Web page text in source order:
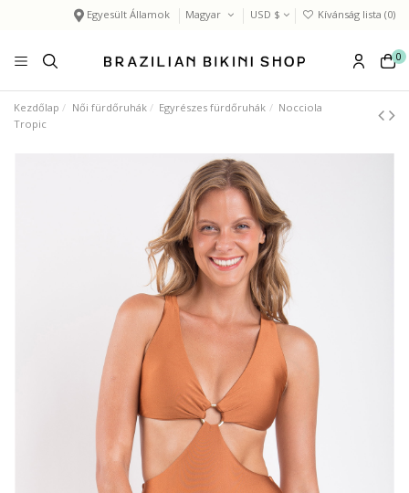
Egyesült Államok Magyar USD $ Kívánság lista (0)
0
Kezdőlap Női fürdőruhák Egyrészes fürdőruhák
Nocciola
Tropic